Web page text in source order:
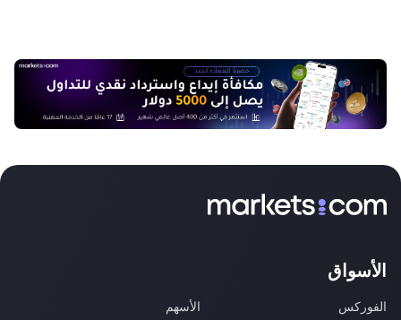
الأسواق
الفوركس
الأسهم